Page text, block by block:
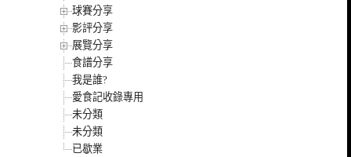
球賽分享
影評分享
展覽分享
食譜分享
我是誰?
愛食記收錄專用
未分類
未分類
已歇業